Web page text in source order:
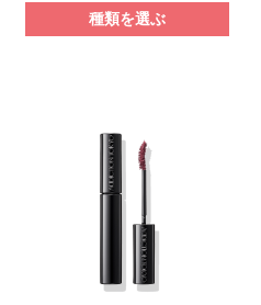
種類を選ぶ